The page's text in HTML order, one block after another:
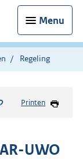
Menu
Regeling
Printen
UWO